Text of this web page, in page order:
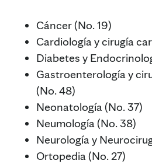
Cáncer (No. 19)
Cardiología y cirugía
Diabetes y
Gastroenterología y
(No. 48)
Neonatología (No. 37)
Neumología (No. 38)
Neurología y
Ortopedia (No. 27)